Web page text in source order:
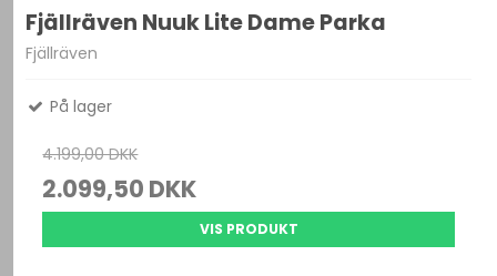
Fjällräven Nuuk Lite Dame Parka
Fjällräven
På lager
4.199,00 DKK
2.099,50 DKK
VIS PRODUKT